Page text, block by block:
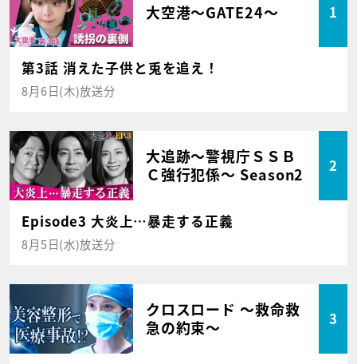
大空港～GATE24～ 1
第3話 消えた子供と兎を追え！
8月6日(木)放送分
大追跡～警視庁ＳＳＢ
Ｃ強行犯係～ Season2
2
Episode3 大炎上…暴走する正義
8月5日(水)放送分
クロスロード ～救命救
急の約束～
3